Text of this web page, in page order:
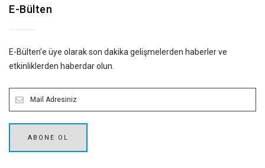
E-Bülten
E-Bülten'e üye olarak son dakika gelişmelerden haberler ve
etkinliklerden haberdar olun.
ABONE OL